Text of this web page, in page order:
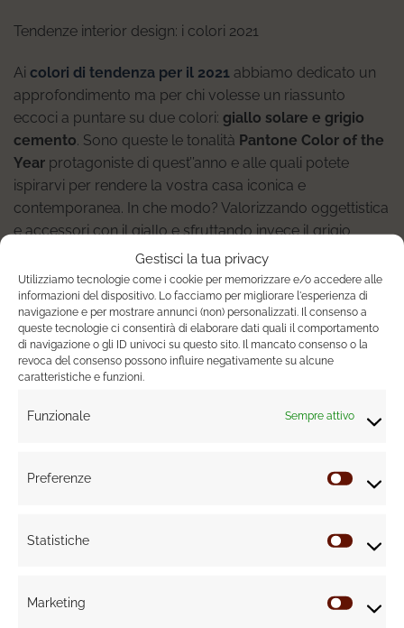
Gestisci la tua privacy
Utilizziamo tecnologie come i cookie per memorizzare e/o accedere alle
informazioni del dispositivo. Lo facciamo per migliorare l'esperienza di
navigazione e per mostrare annunci (non) personalizzati. Il consenso a
queste tecnologie ci consentirà di elaborare dati quali il comportamento
di navigazione o gli ID univoci su questo sito. Il mancato consenso o la
revoca del consenso possono influire negativamente su alcune
caratteristiche e funzioni.
Funzionale Sempre attivo
Preferenze
Statistiche
Marketing
Tendenze interior design: i colori 2021
Ai colori di tendenza per il 2021 abbiamo dedicato un
approfondimento ma per chi volesse un riassunto
eccoci a puntare su due colori: giallo solare e grigio
cemento. Sono queste le tonalità Pantone Color of the
Year protagoniste di quest’’anno e alle quali potete
ispirarvi per rendere la vostra casa iconica e
contemporanea. In che modo? Valorizzando oggettistica
e accessori con il giallo e sfruttando invece il grigio
come base neutra per gli arredi. Oppure mixando i due
colori assieme in modo creativo e accattivante.
Tendenze interior design: sempre più riciclo
Non solo Covid-19 ma anche emergenza climatica: di
questi tempi non è possibile esimersi dal pensare a
ridurre impatto ambientale e sprechi, per questo la
plastica, è al centro delle tendenze interior 2021.
riutilizzo della plastica sprecata ha determinato una
plastica riciclata, realizzati tramite l’ausilio di stampanti